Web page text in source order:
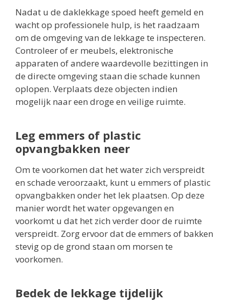
Nadat u de daklekkage spoed heeft gemeld en
wacht op professionele hulp, is het raadzaam
om de omgeving van de lekkage te inspecteren.
Controleer of er meubels, elektronische
apparaten of andere waardevolle bezittingen in
de directe omgeving staan die schade kunnen
oplopen. Verplaats deze objecten indien
mogelijk naar een droge en veilige ruimte.
Leg emmers of plastic
opvangbakken neer
Om te voorkomen dat het water zich verspreidt
en schade veroorzaakt, kunt u emmers of plastic
opvangbakken onder het lek plaatsen. Op deze
manier wordt het water opgevangen en
voorkomt u dat het zich verder door de ruimte
verspreidt. Zorg ervoor dat de emmers of bakken
stevig op de grond staan om morsen te
voorkomen.
Bedek de lekkage tijdelijk